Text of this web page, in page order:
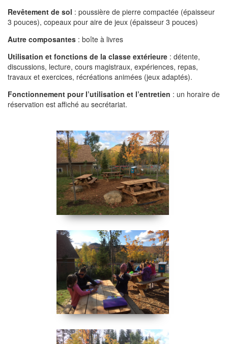
Revêtement de sol : poussière de pierre compactée (épaisseur
3 pouces), copeaux pour aire de jeux (épaisseur 3 pouces)
Autre composantes : boîte à livres
Utilisation et fonctions de la classe extérieure : détente,
discussions, lecture, cours magistraux, expériences, repas,
travaux et exercices, récréations animées (jeux adaptés).
Fonctionnement pour l’utilisation et l’entretien : un horaire de
réservation est affiché au secrétariat.